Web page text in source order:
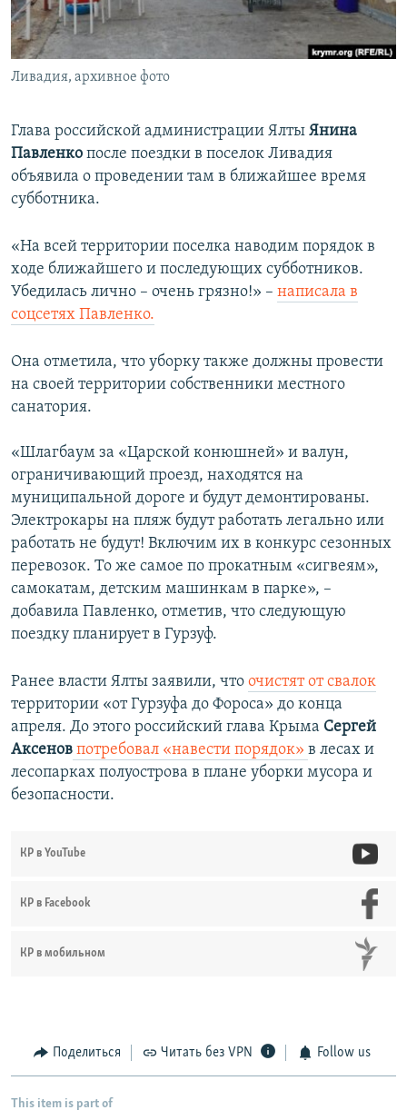
ПОБЕДИТЕЛЕЙ НЕ СУДЯТ?
КРЫМ.НЕПОКОРЕННЫЙ
ELIFBE
ПРИСОЕДИНЯЙТЕСЬ!
Все сайты RFE/RL
Ливадия, архивное фото
Глава российской администрации Ялты Янина
Павленко после поездки в поселок Ливадия
объявила о проведении там в ближайшее время
субботника.
«На всей территории поселка наводим порядок в
ходе ближайшего и последующих субботников.
Убедилась лично – очень грязно!» – написала в
соцсетях Павленко.
Она отметила, что уборку также должны провести
на своей территории собственники местного
санатория.
«Шлагбаум за «Царской конюшней» и валун,
ограничивающий проезд, находятся на
муниципальной дороге и будут демонтированы.
Электрокары на пляж будут работать легально или
работать не будут! Включим их в конкурс сезонных
перевозок. То же самое по прокатным «сигвеям»,
самокатам, детским машинкам в парке», –
добавила Павленко, отметив, что следующую
поездку планирует в Гурзуф.
Ранее власти Ялты заявили, что очистят от свалок
территории «от Гурзуфа до Фороса» до конца
апреля. До этого российский глава Крыма Сергей
Аксенов потребовал «навести порядок» в лесах и
лесопарках полуострова в плане уборки мусора и
безопасности.
КР в YouTube
КР в Facebook
КР в мобильном
Поделиться Читать без VPN Follow us
This item is part of